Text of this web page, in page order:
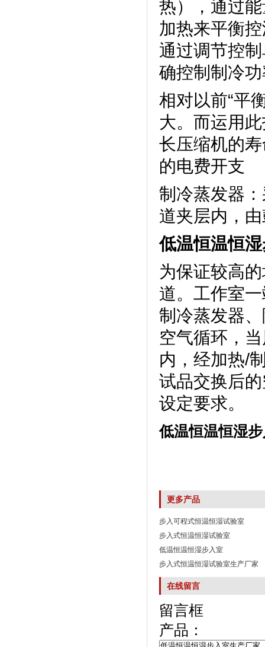
热），通
加热来平衡控
通过调节控制
确控制制冷功率
相对以前“平
大。而运
长压缩机的寿
的电费开支
制冷蒸发器
道夹层内，
低温恒温恒
为保证较高的
道。工作室一
制冷蒸发器
空气循环
内，经加热/
试品交换后的
设定要求。
低温恒温恒湿
更多产品
步入可程式恒温恒湿试验室
步入式恒温恒湿试验室
低温恒温恒湿步入室
步入式恒温恒湿试验室生产厂家
在线留言
留言框
产品：